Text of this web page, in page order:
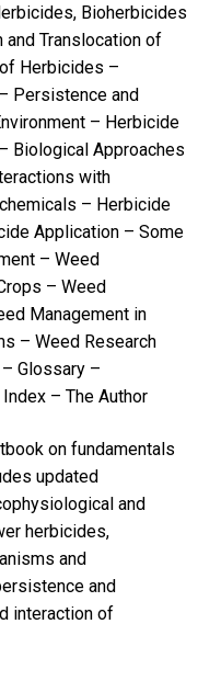
Bioherbicides
Translocation of
Herbicides –
Persistence and
– Herbicide
Biological Approaches
with
– Herbicide
Application – Some
– Weed
– Weed
Management in
– Weed Research
Glossary –
– The Author
on fundamentals
updated
and
herbicides,
and
and
interaction of